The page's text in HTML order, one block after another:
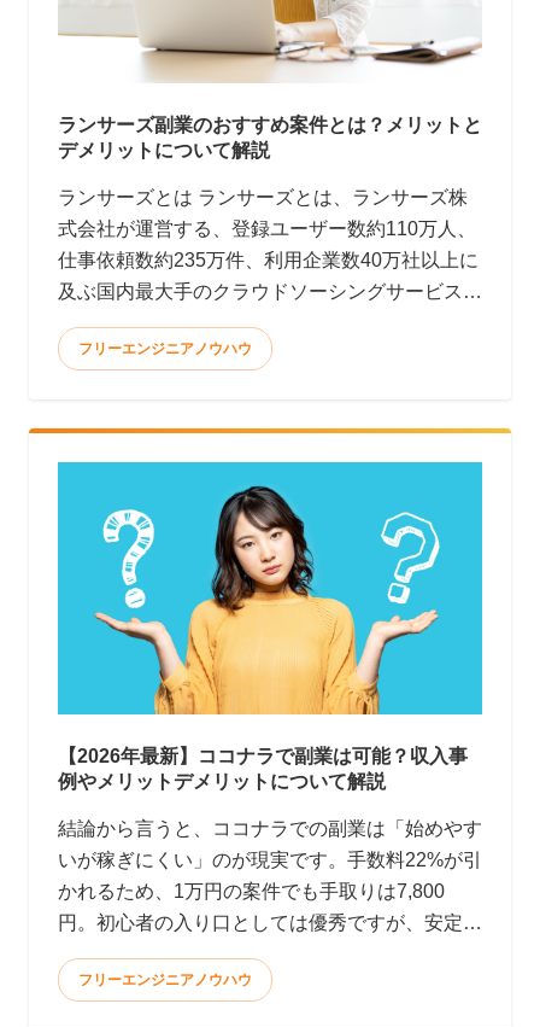
ランサーズ副業のおすすめ案件とは？メリットと
デメリットについて解説
ランサーズとは ランサーズとは、ランサーズ株
式会社が運営する、登録ユーザー数約110万人、
仕事依頼数約235万件、利用企業数40万社以上に
及ぶ国内最大手のクラウドソーシングサービスで
す。(2022年9月時点)
フリーエンジニアノウハウ
【2026年最新】ココナラで副業は可能？収入事
例やメリットデメリットについて解説
結論から言うと、ココナラでの副業は「始めやす
いが稼ぎにくい」のが現実です。手数料22%が引
かれるため、1万円の案件でも手取りは7,800
円。初心者の入り口としては優秀ですが、安定
フリーエンジニアノウハウ